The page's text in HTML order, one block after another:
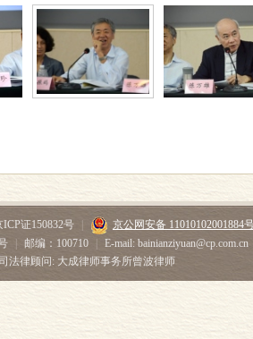
ICP证150832号
京公网安备 11010102001884
邮编：100710
E-mail: bainianziyuan@cp.com.cn
法律顾问: 大成律师事务所曾波律师